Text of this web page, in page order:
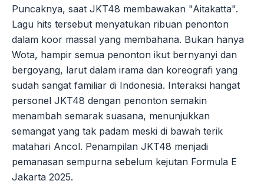
Puncaknya, saat JKT48 membawakan "Aitakatta".
Lagu hits tersebut menyatukan ribuan penonton
dalam koor massal yang membahana. Bukan hanya
Wota, hampir semua penonton ikut bernyanyi dan
bergoyang, larut dalam irama dan koreografi yang
sudah sangat familiar di Indonesia. Interaksi hangat
personel JKT48 dengan penonton semakin
menambah semarak suasana, menunjukkan
semangat yang tak padam meski di bawah terik
matahari Ancol. Penampilan JKT48 menjadi
pemanasan sempurna sebelum kejutan Formula E
Jakarta 2025.